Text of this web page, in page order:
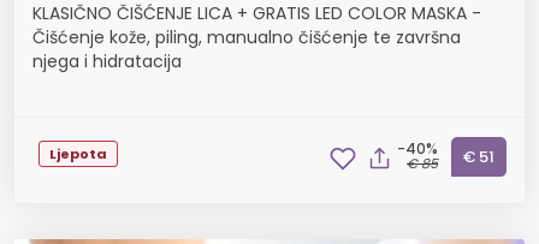
KLASIČNO ČIŠĆENJE LICA + GRATIS LED COLOR MASKA -
Čišćenje kože, piling, manualno čišćenje te završna
njega i hidratacija
Ljepota -40%
€ 85 € 51